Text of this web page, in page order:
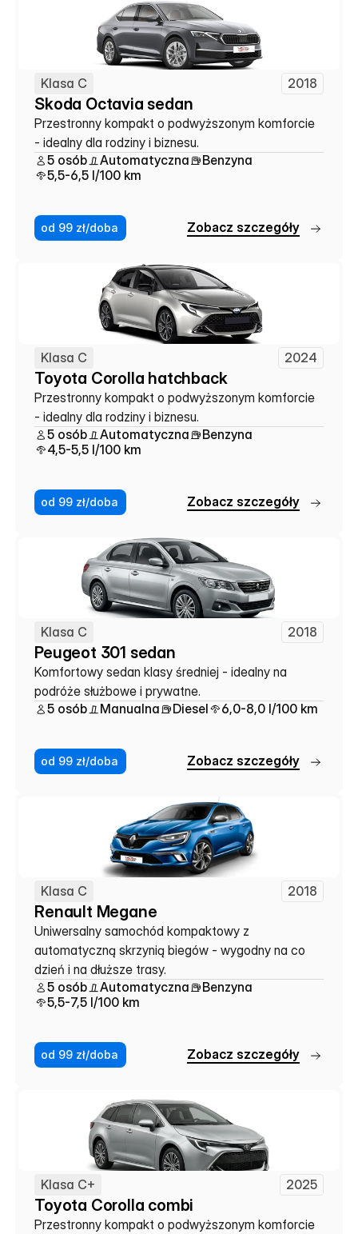
Klasa C 2018
Skoda Octavia sedan
Przestronny kompakt o podwyższonym komforcie
- idealny dla rodziny i biznesu.
5 osób
Automatyczna
Benzyna
5,5-6,5 l/100 km
od 99 zł/doba Zobacz szczegóły
Klasa C 2024
Toyota Corolla hatchback
Przestronny kompakt o podwyższonym komforcie
- idealny dla rodziny i biznesu.
5 osób
Automatyczna
Benzyna
4,5-5,5 l/100 km
od 99 zł/doba Zobacz szczegóły
Klasa C 2018
Peugeot 301 sedan
Komfortowy sedan klasy średniej - idealny na
podróże służbowe i prywatne.
5 osób
Manualna Diesel 6,0-8,0 l/100 km
od 99 zł/doba Zobacz szczegóły
Klasa C 2018
Renault Megane
Uniwersalny samochód kompaktowy z
automatyczną skrzynią biegów - wygodny na co
dzień i na dłuższe trasy.
5 osób
Automatyczna
Benzyna
5,5-7,5 l/100 km
od 99 zł/doba Zobacz szczegóły
Klasa C+ 2025
Toyota Corolla combi
Przestronny kompakt o podwyższonym komforcie